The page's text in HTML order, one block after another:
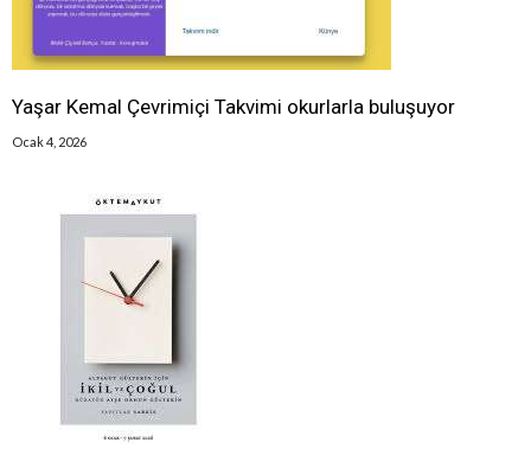
Yaşar Kemal Çevrimiçi Takvimi okurlarla buluşuyor
Ocak 4, 2026